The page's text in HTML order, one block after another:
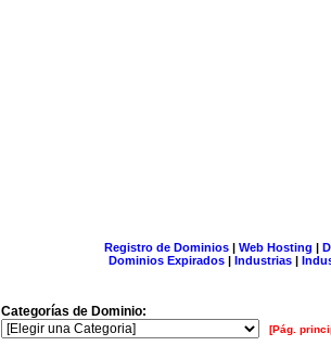
Registro de Dominios| Web Hosting |
Dominios Expirados | Industrias |
Categorías de Dominio:
[Pág.